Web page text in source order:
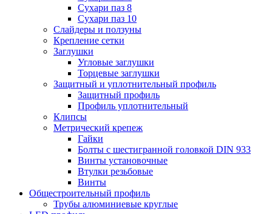
Сухари паз 8
Сухари паз 10
Слайдеры и ползуны
Крепление сетки
Заглушки
Угловые заглушки
Торцевые заглушки
Защитный и уплотнительный профиль
Защитный профиль
Профиль уплотнительный
Клипсы
Метрический крепеж
Гайки
Болты с шестигранной головкой DIN 933
Винты установочные
Втулки резьбовые
Винты
Общестроительный профиль
Трубы алюминиевые круглые